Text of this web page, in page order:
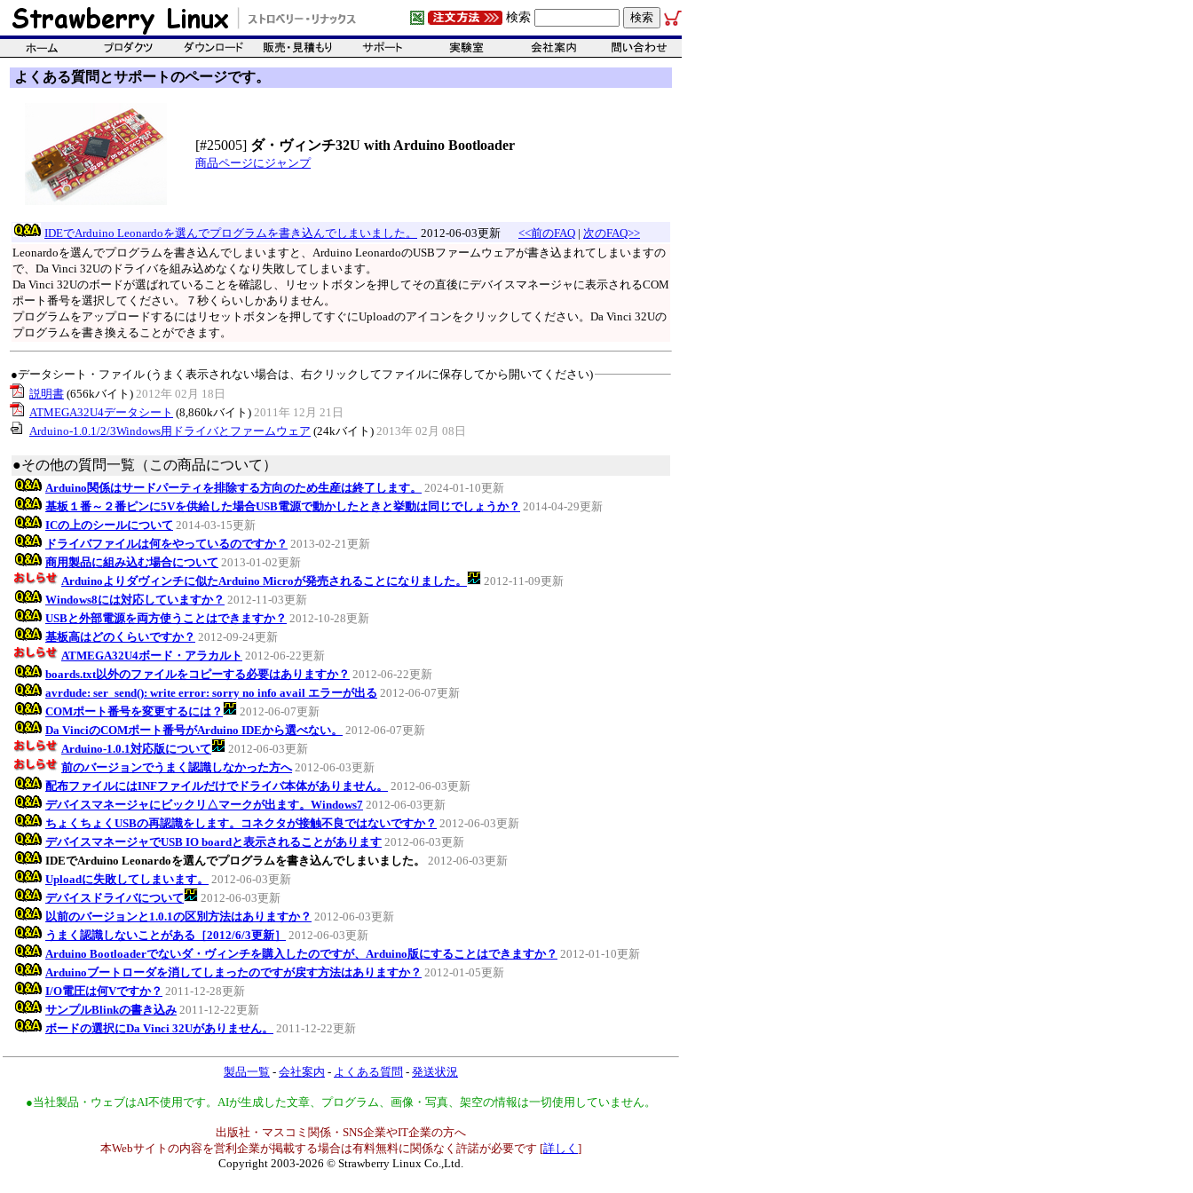
検索
よくある質問とサポートのページです。
[#25005] ダ・ヴィンチ32U with Arduino Bootloader
商品ページにジャンプ
IDEでArduino Leonardoを選んでプログラムを書き込んでしまいました。 2012-06-03更新 <<前のFAQ | 次のFAQ>>
Leonardoを選んでプログラムを書き込んでしまいますと、Arduino LeonardoのUSBファームウェアが書き込まれてしまいますの
で、Da Vinci 32Uのドライバを組み込めなくなり失敗してしまいます。
Da Vinci 32Uのボードが選ばれていることを確認し、リセットボタンを押してその直後にデバイスマネージャに表示されるCOM
ポート番号を選択してください。７秒くらいしかありません。
プログラムをアップロードするにはリセットボタンを押してすぐにUploadのアイコンをクリックしてください。Da Vinci 32Uの
プログラムを書き換えることができます。
●データシート・ファイル (うまく表示されない場合は、右クリックしてファイルに保存してから開いてください)
説明書 (656kバイト) 2012年 02月 18日
ATMEGA32U4データシート (8,860kバイト) 2011年 12月 21日
Arduino-1.0.1/2/3Windows用ドライバとファームウェア (24kバイト) 2013年 02月 08日
●その他の質問一覧（この商品について）
Arduino関係はサードパーティを排除する方向のため生産は終了します。
2024-01-10更新
基板１番～２番ピンに5Vを供給した場合USB電源で動かしたときと挙動は同じでしょうか？ 2014-04-29更新
ICの上のシールについて 2014-03-15更新
ドライバファイルは何をやっているのですか？ 2013-02-21更新
商用製品に組み込む場合について 2013-01-02更新
Arduinoよりダヴィンチに似たArduino Microが発売されることになりました。
2012-11-09更新
Windows8には対応していますか？ 2012-11-03更新
USBと外部電源を両方使うことはできますか？ 2012-10-28更新
基板高はどのくらいですか？ 2012-09-24更新
ATMEGA32U4ボード・アラカルト 2012-06-22更新
boards.txt以外のファイルをコピーする必要はありますか？ 2012-06-22更新
avrdude: ser_send(): write error: sorry no info avail エラーが出る 2012-06-07更新
COMポート番号を変更するには？
2012-06-07更新
Da VinciのCOMポート番号がArduino IDEから選べない。
2012-06-07更新
Arduino-1.0.1対応版について
2012-06-03更新
前のバージョンでうまく認識しなかった方へ 2012-06-03更新
配布ファイルにはINFファイルだけでドライバ本体がありません。
2012-06-03更新
デバイスマネージャにビックリ△マークが出ます。Windows7 2012-06-03更新
ちょくちょくUSBの再認識をします。コネクタが接触不良ではないですか？ 2012-06-03更新
デバイスマネージャでUSB IO boardと表示されることがあります 2012-06-03更新
IDEでArduino Leonardoを選んでプログラムを書き込んでしまいました。
2012-06-03更新
Uploadに失敗してしまいます。
2012-06-03更新
デバイスドライバについて
2012-06-03更新
以前のバージョンと1.0.1の区別方法はありますか？ 2012-06-03更新
うまく認識しないことがある［2012/6/3更新］
2012-06-03更新
Arduino Bootloaderでないダ・ヴィンチを購入したのですが、Arduino版にすることはできますか？ 2012-01-10更新
Arduinoブートローダを消してしまったのですが戻す方法はありますか？ 2012-01-05更新
I/O電圧は何Vですか？ 2011-12-28更新
サンプルBlinkの書き込み 2011-12-22更新
ボードの選択にDa Vinci 32Uがありません。
2011-12-22更新
製品一覧 - 会社案内 - よくある質問 - 発送状況
●当社製品・ウェブはAI不使用です。AIが生成した文章、プログラム、画像・写真、架空の情報は一切使用していません。
出版社・マスコミ関係・SNS企業やIT企業の方へ
本Webサイトの内容を営利企業が掲載する場合は有料無料に関係なく許諾が必要です [詳しく ]
Copyright 2003-2026 © Strawberry Linux Co.,Ltd.